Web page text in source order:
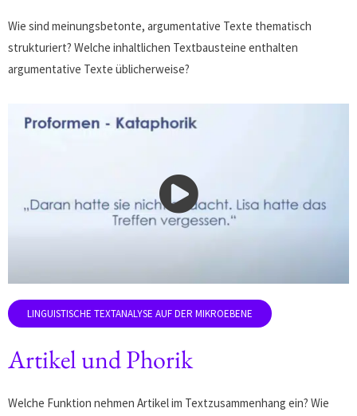
Wie sind meinungsbetonte, argumentative Texte thematisch
strukturiert? Welche inhaltlichen Textbausteine enthalten
argumentative Texte üblicherweise?
Artikel und Phorik
Welche Funktion nehmen Artikel im Textzusammenhang ein? Wie